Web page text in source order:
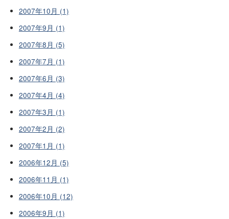
2007年10月 (1)
2007年9月 (1)
2007年8月 (5)
2007年7月 (1)
2007年6月 (3)
2007年4月 (4)
2007年3月 (1)
2007年2月 (2)
2007年1月 (1)
2006年12月 (5)
2006年11月 (1)
2006年10月 (12)
2006年9月 (1)